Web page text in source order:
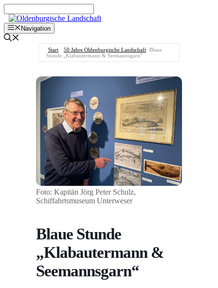
Inhalt
springenNavigation
Start 50 Jahre Oldenburgische Landschaft Blaue
Stunde „Klabautermann & Seemannsgarn“
Foto: Kapitän Jörg Peter Schulz,
Schiffahrtsmuseum Unterweser
Blaue Stunde
„Klabautermann &
Seemannsgarn“